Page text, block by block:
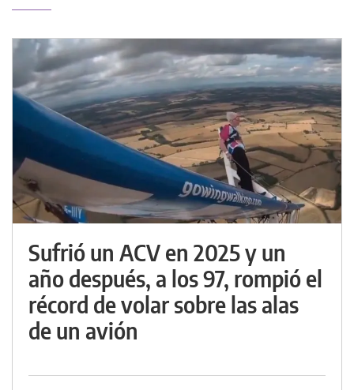
Sufrió un ACV en 2025 y un
año después, a los 97, rompió el
récord de volar sobre las alas
de un avión